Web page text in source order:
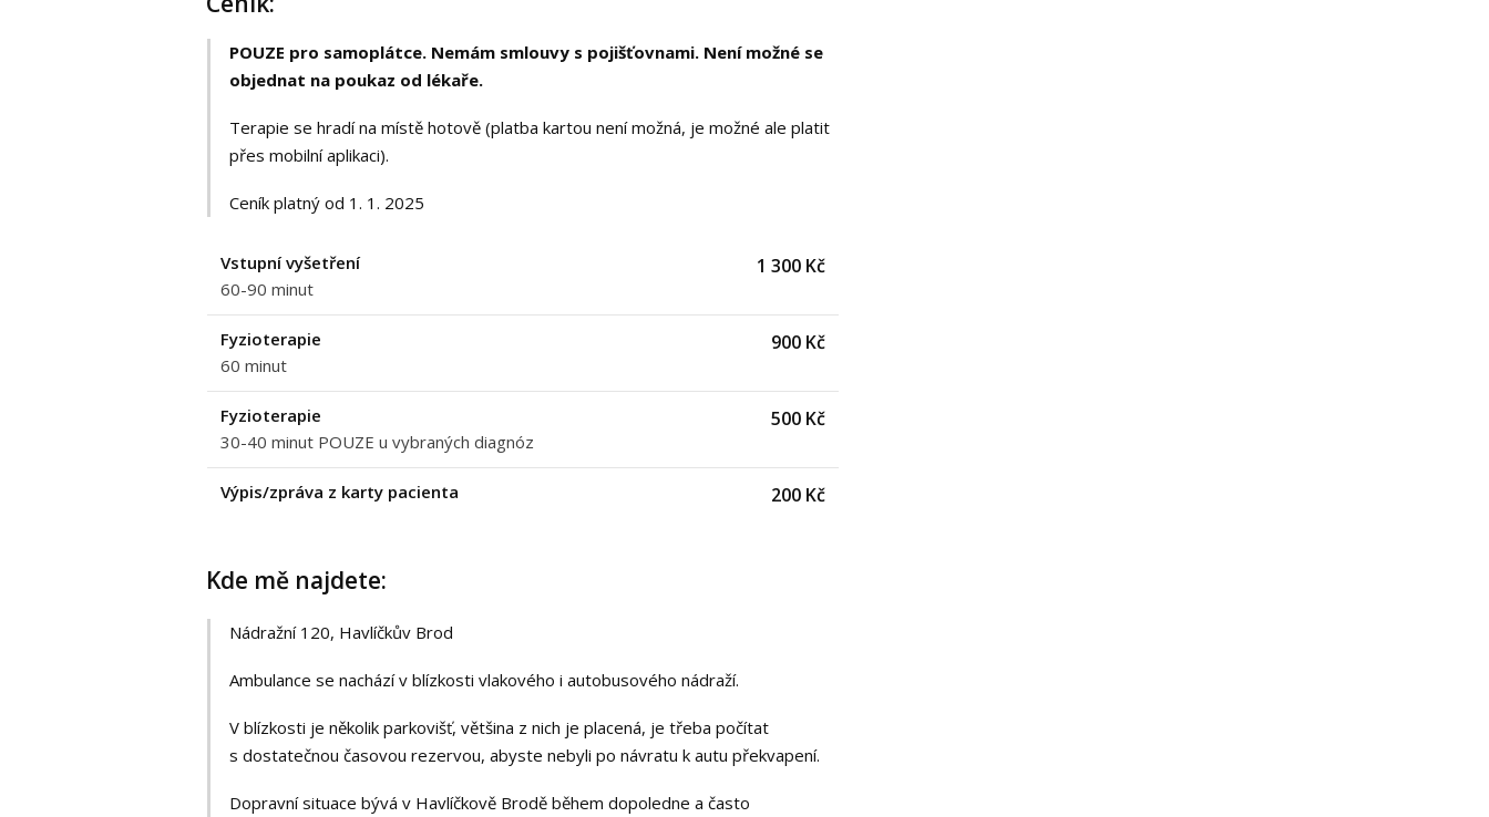
POUZE pro samoplátce. Nemám smlouvy s pojišťovnami. Není možné se
objednat na poukaz od lékaře.
Terapie se hradí na místě hotově (platba kartou není možná, je možné ale platit
přes mobilní aplikaci).
Ceník platný od 1. 1. 2025
Vstupní vyšetření
60-90 minut
1 300 Kč
Fyzioterapie
60 minut
900 Kč
Fyzioterapie
30-40 minut POUZE u vybraných diagnóz
500 Kč
Výpis/zpráva z karty pacienta 200 Kč
Kde mě najdete:
Nádražní 120, Havlíčkův Brod
Ambulance se nachází v blízkosti vlakového i autobusového nádraží.
V blízkosti je několik parkovišť, většina z nich je placená, je třeba počítat
s dostatečnou časovou rezervou, abyste nebyli po návratu k autu překvapení.
Dopravní situace bývá v Havlíčkově Brodě během dopoledne a často